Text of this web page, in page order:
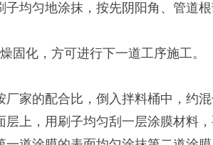
匀地涂抹，按先阴阳角、管道
化，方可进行下一道工序施工。
的配合比，倒入拌料桶中，约混
，用刷子均匀刮一层涂膜材料，